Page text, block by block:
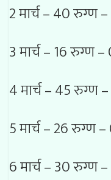
2 मार्च – 40 रुग्ण
3 मार्च – 16 रुग्ण
4 मार्च – 45 रुग्ण
5 मार्च – 26 रुग्ण
6 मार्च – 30 रुग्ण